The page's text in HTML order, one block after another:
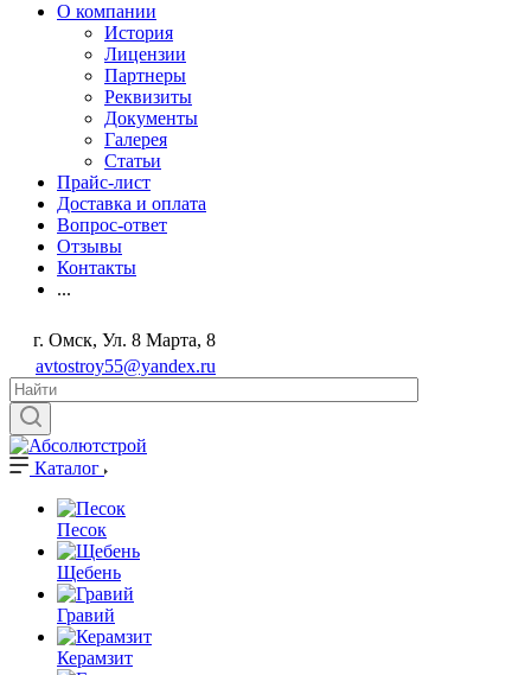
О компании
История
Лицензии
Партнеры
Реквизиты
Документы
Галерея
Статьи
Прайс-лист
Доставка и оплата
Вопрос-ответ
Отзывы
Контакты
...
г. Омск, Ул. 8 Марта, 8
avtostroy55@yandex.ru
Каталог
Песок
Щебень
Гравий
Керамзит